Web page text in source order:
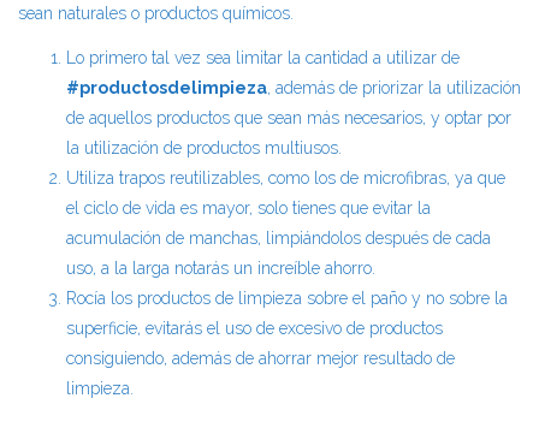
sean naturales o productos químicos.
Lo primero tal vez sea limitar la cantidad a utilizar de
#productosdelimpieza, además de priorizar la utilización
de aquellos productos que sean más necesarios, y optar por
la utilización de productos multiusos.
Utiliza trapos reutilizables, como los de microfibras, ya que
el ciclo de vida es mayor, solo tienes que evitar la
acumulación de manchas, limpiándolos después de cada
uso, a la larga notarás un increíble ahorro.
Rocía los productos de limpieza sobre el paño y no sobre la
superficie, evitarás el uso de excesivo de productos
consiguiendo, además de ahorrar mejor resultado de
limpieza.